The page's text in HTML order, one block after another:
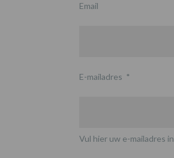
Email
E-mailadres *
Vul hier uw e-mailadres in